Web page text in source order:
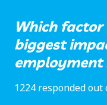
Which
biggest
employment
1224 responded